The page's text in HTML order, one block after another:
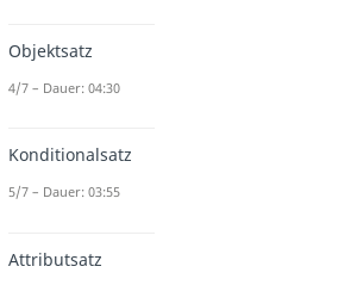
Objektsatz
4/7 – Dauer: 04:30
Konditionalsatz
5/7 – Dauer: 03:55
Attributsatz